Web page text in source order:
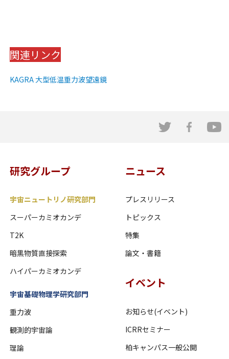
関連リンク
KAGRA 大型低温重力波望遠鏡
研究グループ
宇宙ニュートリノ研究部門
スーパーカミオカンデ
T2K
暗黒物質直接探索
ハイパーカミオカンデ
宇宙基礎物理学研究部門
重力波
観測的宇宙論
理論
ニュース
プレスリリース
トピックス
特集
論文・書籍
イベント
お知らせ(イベント)
ICRRセミナー
柏キャンパス一般公開